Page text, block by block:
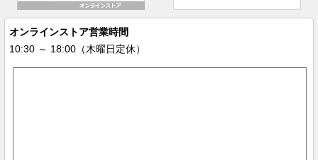
オンラインストア営業時間
10:30 ～ 18:00（木曜日定休）